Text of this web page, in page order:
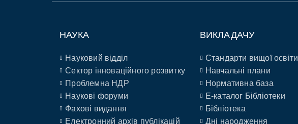
НАУКА
Науковий відділ
Сектор інноваційного розвитку
Проблемна НДР
Наукові форуми
Фахові видання
Електронний архів публікацій
ВИКЛАДАЧУ
Стандарти вищої освіти
Навчальні плани
Нормативна база
E-каталог Бібліотеки
Бібліотека
Дні народження